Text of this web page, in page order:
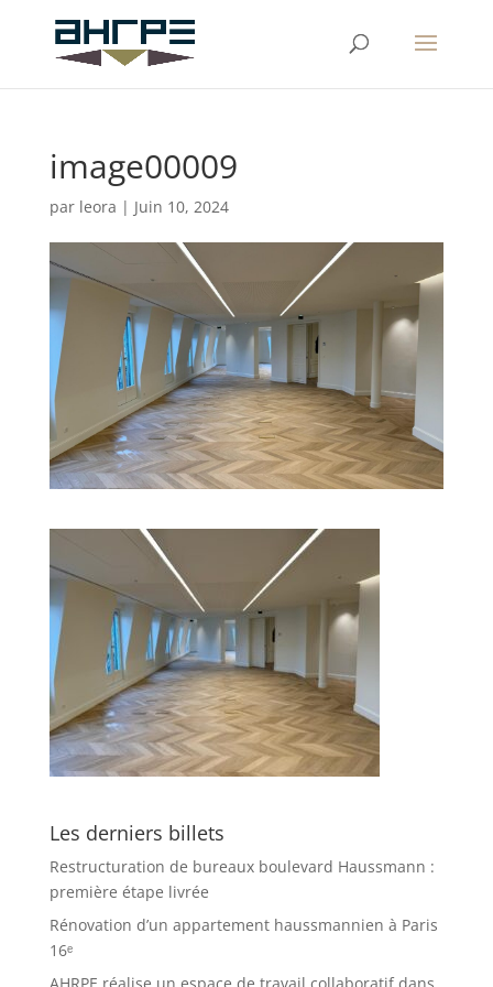
image00009
par leora | Juin 10, 2024
Les derniers billets
Restructuration de bureaux boulevard Haussmann :
première étape livrée
Rénovation d’un appartement haussmannien à Paris
16ᵉ